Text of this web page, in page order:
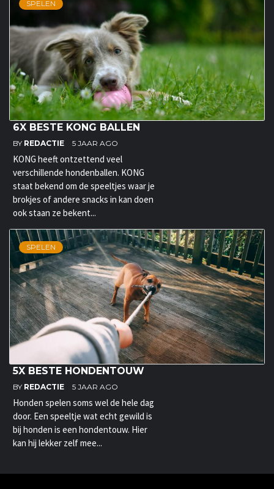
SPELEN
6X BESTE KONG BALLEN
BY REDACTIE 5 JAAR AGO
KONG heeft ontzettend veel
verschillende hondenballen. KONG
staat bekend om de speeltjes waar je
brokjes of andere snacks in kan doen
ook staan ze bekent...
SPELEN
5X BESTE HONDENTOUW
BY REDACTIE 5 JAAR AGO
Honden spelen soms wel de hele dag
door. Een speeltje wat echt gewild is
bij honden is een hondentouw. Hier
kan hij lekker zelf mee...